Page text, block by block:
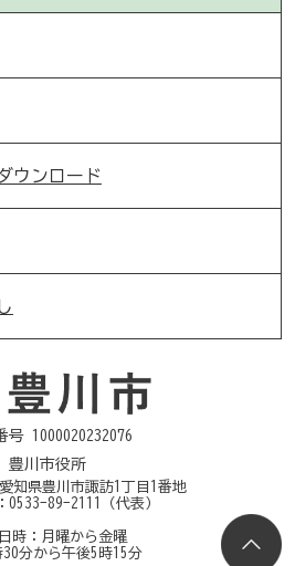
ウンロード
号 1000020232076
豊川市役所
知県豊川市諏訪1丁目1番地
0533-89-2111 （代表）
時：月曜から金曜
30分から午後5時15分